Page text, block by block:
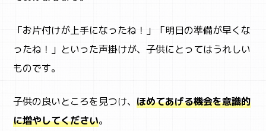
「お片付けが上手になったね！」「明日の準備が早くな
ったね！」といった声掛けが、子供にとってはうれしい
ものです。
子供の良いところを見つけ、ほめてあげる機会を意識的
に増やしてください。